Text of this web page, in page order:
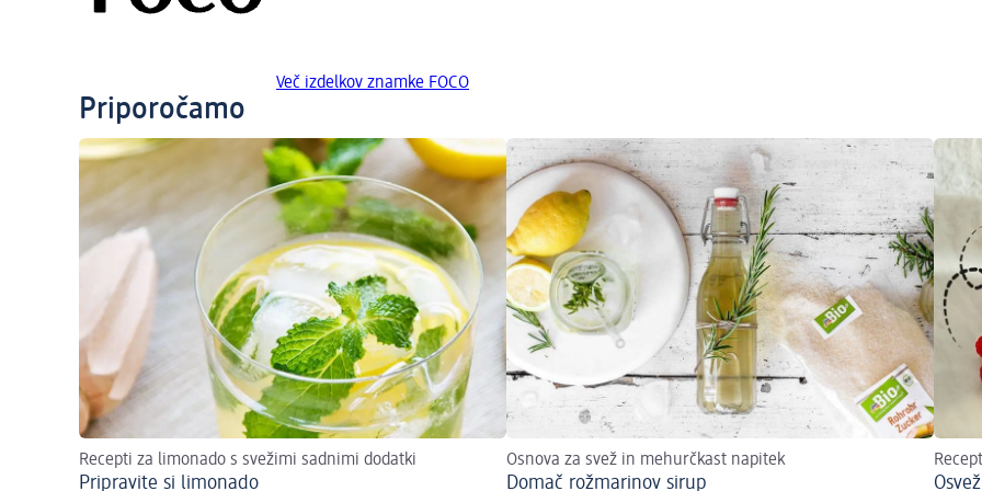
Več izdelkov znamke FOCO
Priporočamo
Recepti za limonado s svežimi sadnimi dodatki
Pripravite si limonado
Osnova za svež in mehurčkast napitek
Domač rožmarinov sirup
Recept